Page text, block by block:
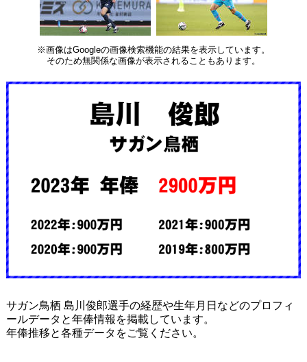
※画像はGoogleの画像検索機能の結果を表示しています。
そのため無関係な画像が表示されることもあります。
サガン鳥栖 島川俊郎選手の経歴や生年月日などのプロフィ
ールデータと年俸情報を掲載しています。
年俸推移と各種データをご覧ください。